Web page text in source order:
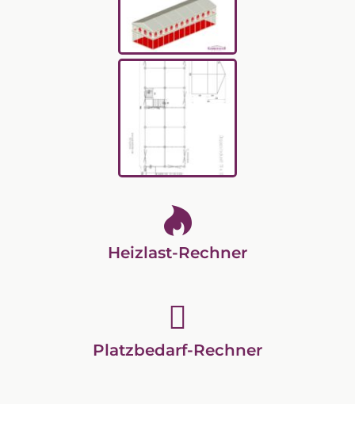
Heizlast-Rechner
Platzbedarf-Rechner